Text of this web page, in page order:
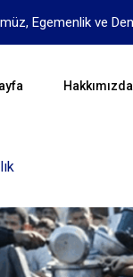
Mücadele
Hakkımızda